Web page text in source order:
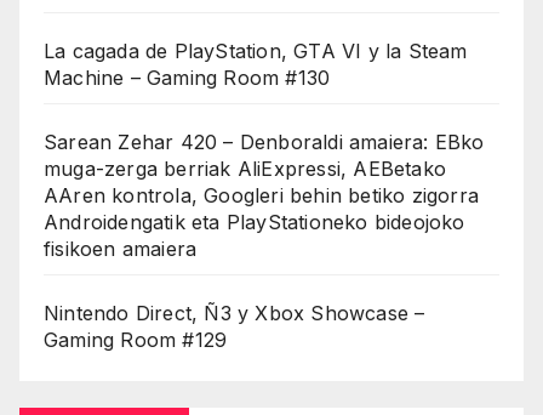
La cagada de PlayStation, GTA VI y la Steam
Machine – Gaming Room #130
Sarean Zehar 420 – Denboraldi amaiera: EBko
muga-zerga berriak AliExpressi, AEBetako
AAren kontrola, Googleri behin betiko zigorra
Androidengatik eta PlayStationeko bideojoko
fisikoen amaiera
Nintendo Direct, Ñ3 y Xbox Showcase –
Gaming Room #129